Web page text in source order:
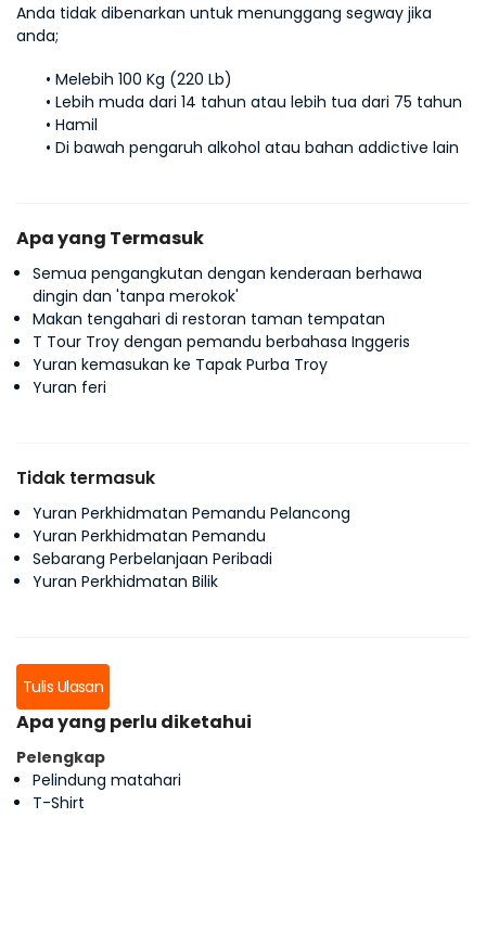
Anda tidak dibenarkan untuk menunggang segway jika
anda;
Melebih 100 Kg (220 Lb)
Lebih muda dari 14 tahun atau lebih tua dari 75 tahun
Hamil
Di bawah pengaruh alkohol atau bahan addictive lain
Apa yang Termasuk
Semua pengangkutan dengan kenderaan berhawa
dingin dan 'tanpa merokok'
Makan tengahari di restoran taman tempatan
T Tour Troy dengan pemandu berbahasa Inggeris
Yuran kemasukan ke Tapak Purba Troy
Yuran feri
Tidak termasuk
Yuran Perkhidmatan Pemandu Pelancong
Yuran Perkhidmatan Pemandu
Sebarang Perbelanjaan Peribadi
Yuran Perkhidmatan Bilik
Tulis Ulasan
Apa yang perlu diketahui
Pelengkap
Pelindung matahari
T-Shirt